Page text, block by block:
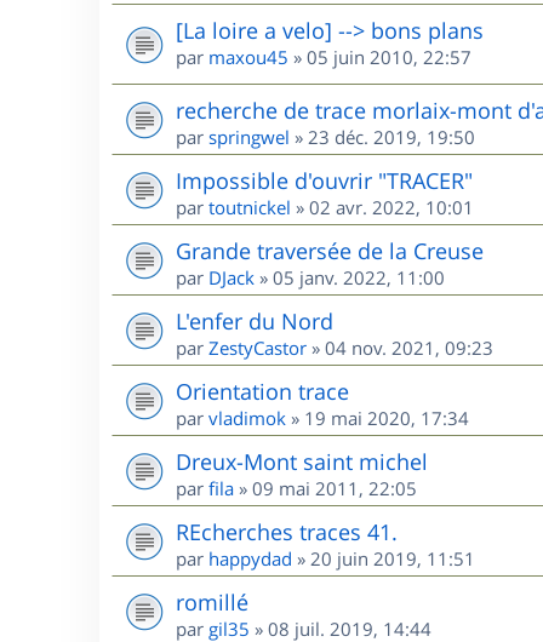
[La loire a velo] --> bons plans
par maxou45 » 05 juin 2010, 22:57
recherche de trace morlaix-mont
par springwel » 23 déc. 2019, 19:50
Impossible d'ouvrir "TRACER"
par toutnickel » 02 avr. 2022, 10:01
Grande traversée de la Creuse
par DJack » 05 janv. 2022, 11:00
L'enfer du Nord
par ZestyCastor » 04 nov. 2021, 09:23
Orientation trace
par vladimok » 19 mai 2020, 17:34
Dreux-Mont saint michel
par fila » 09 mai 2011, 22:05
REcherches traces 41.
par happydad » 20 juin 2019, 11:51
romillé
par gil35 » 08 juil. 2019, 14:44